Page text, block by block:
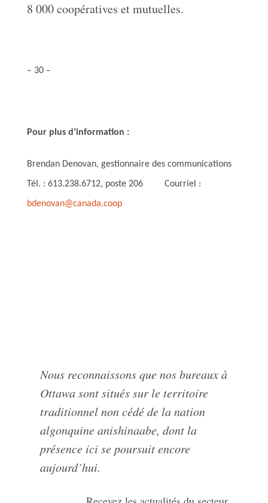
8 000 coopératives et mutuelles.
– 30 –
Pour plus d’information :
Brendan Denovan, gestionnaire des communications
Tél. : 613.238.6712, poste 206 Courriel :
bdenovan@canada.coop
Nous reconnaissons que nos bureaux à
Ottawa sont situés sur le territoire
traditionnel non cédé de la nation
algonquine anishinaabe, dont la
présence ici se poursuit encore
aujourd’hui.